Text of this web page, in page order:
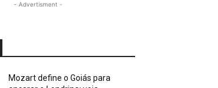
- Advertisment -
Mozart define o Goiás para